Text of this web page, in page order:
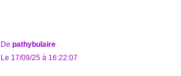
De pathybulaire
Le 17/09/25 à 16:22:07